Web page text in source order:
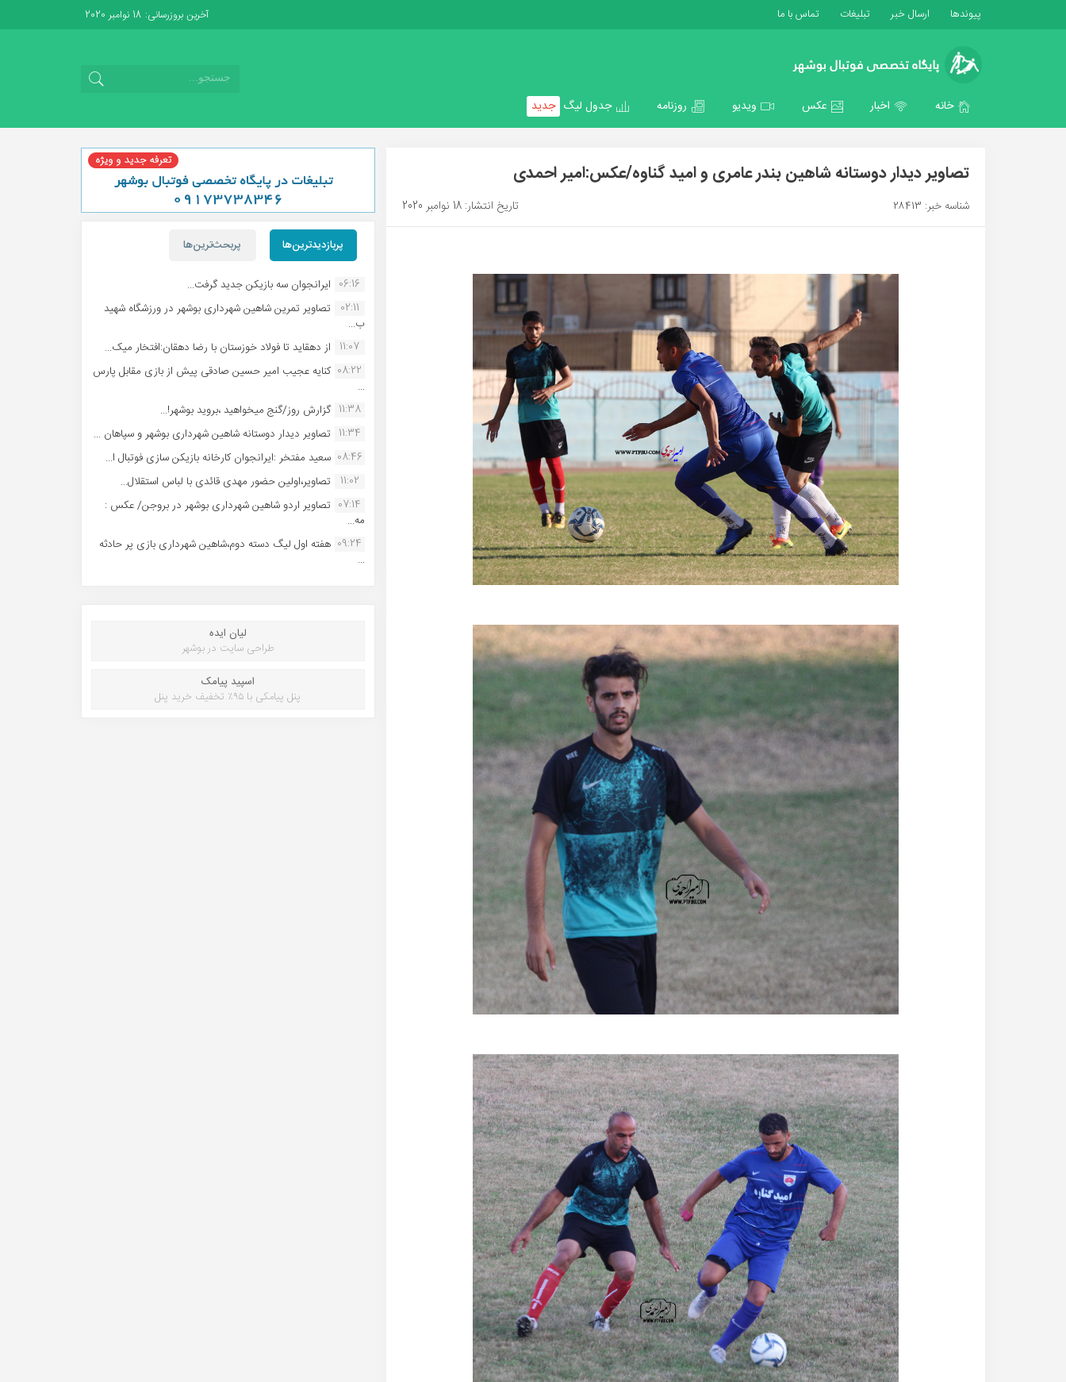
پیوندها ارسال خبر تبلیغات تماس با ما آخرین بروزرسانی: 18 نوامبر 2020
خانه اخبار عکس ویدیو روزنامه جدول لیگ جدید
تصاویر دیدار دوستانه شاهین بندر عامری و امید گناوه/عکس:امیر احمدی
شناسه خبر: 28413 تاریخ انتشار: 18 نوامبر 2020
پربازدیدترین‌ها پربحث‌ترین‌ها
06:16 ایرانجوان سه بازیکن جدید گرفت...
02:11
تصاویر تمرین شاهین شهردارى بوشهر در ورزشگاه شهید
ب...
11:07 از دهقاید تا فولاد خوزستان با رضا دهقان:افتخار میک...
08:22 کنایه عجیب امیر حسین صادقی پیش از بازی مقابل پارس
...
11:38 گزارش روز/گنج میخواهید ،بروید بوشهر!...
11:34 تصاویر دیدار دوستانه شاهین شهردارى بوشهر و سپاهان ...
08:46 سعید مفتخر :ایرانجوان کارخانه بازیکن سازی فوتبال ا...
11:02
تصاویر،اولین حضور مهدی قائدی با لباس استقلال...
07:14 تصاویر اردو شاهین شهرداری بوشهر در بروجن/ عکس :
مه...
09:24 هفته اول لیگ دسته دوم،شاهین شهرداری بازی پر حادثه
...
لیان ایده
طراحی سایت در بوشهر
اسپید پیامک
پنل پیامکی با ۹۵٪ تخفیف خرید پنل